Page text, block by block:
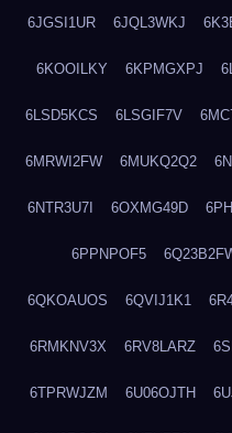
6JGSI1UR 6JQL3WKJ
6KOOILKY 6KPMGXPJ
6LSD5KCS 6LSGIF7V
6MRWI2FW 6MUKQ2Q2
6NTR3U7I 6OXMG49D
6PPNPOF5
6QKOAUOS 6QVIJ1K1
6RMKNV3X 6RV8LARZ
6TPRWJZM 6U06OJTH